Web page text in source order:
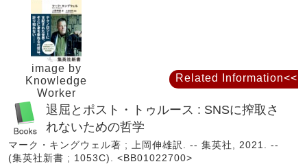
image by
Knowledge
Worker
退屈とポスト・トゥルース : SNSに搾取さ
れないための哲学
マーク・キングウェル著 ; 上岡伸雄訳. -- 集英社, 2021. --
(集英社新書 ; 1053C). <BB01022700>
Related Information<<